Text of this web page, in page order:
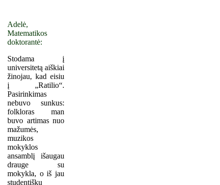
Adelė,
Matematikos
doktorantė:
Stodama į
universitetą aiškiai
žinojau, kad eisiu
į „Ratilio“.
Pasirinkimas
nebuvo sunkus:
folkloras man
buvo artimas nuo
mažumės,
muzikos
mokyklos
ansamblį išaugau
drauge su
mokykla, o iš jau
studentiškų